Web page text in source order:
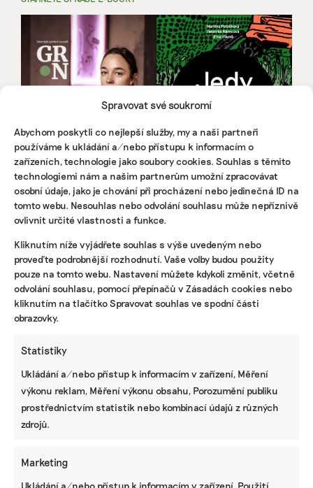
Spravovat své soukromí
Abychom poskytli co nejlepší služby, my a naši partneři
používáme k ukládání a/nebo přístupu k informacím o
zařízeních, technologie jako soubory cookies. Souhlas s těmito
technologiemi nám a našim partnerům umožní zpracovávat
osobní údaje, jako je chování při procházení nebo jedinečná ID na
tomto webu. Nesouhlas nebo odvolání souhlasu může nepříznivě
ovlivnit určité vlastnosti a funkce.
Kliknutím níže vyjádřete souhlas s výše uvedeným nebo
proveďte podrobnější rozhodnutí. Vaše volby budou použity
pouze na tomto webu. Nastavení můžete kdykoli změnit, včetně
odvolání souhlasu, pomocí přepínačů v Zásadách cookies nebo
kliknutím na tlačítko Spravovat souhlas ve spodní části
obrazovky.
Statistiky
Ukládání a/nebo přístup k informacím v zařízení, Měření
výkonu reklam, Měření výkonu obsahu, Porozumění publiku
prostřednictvím statistik nebo kombinací údajů z různých
zdrojů.
Marketing
Ukládání a/nebo přístup k informacím v zařízení, Použití
Udržitelnost, umění i komunitní sdílení.
Festival Týká se to také tebe v Uherském
Hradišti startuje tento týden
BRANDNEWS
Ani trend, ani povinnost. Udržitelnost je
způsob, jak řídit firmu do budoucna a zvyšovat
její hodnotu, říká expertka